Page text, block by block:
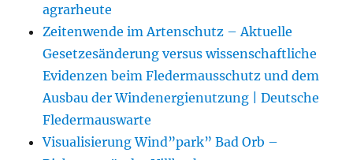
agrarheute
Zeitenwende im Artenschutz – Aktuelle
Gesetzesänderung versus wissenschaftliche
Evidenzen beim Fledermausschutz und dem
Ausbau der Windenergienutzung | Deutsche
Fledermauswarte
Visualisierung Wind”park” Bad Orb –